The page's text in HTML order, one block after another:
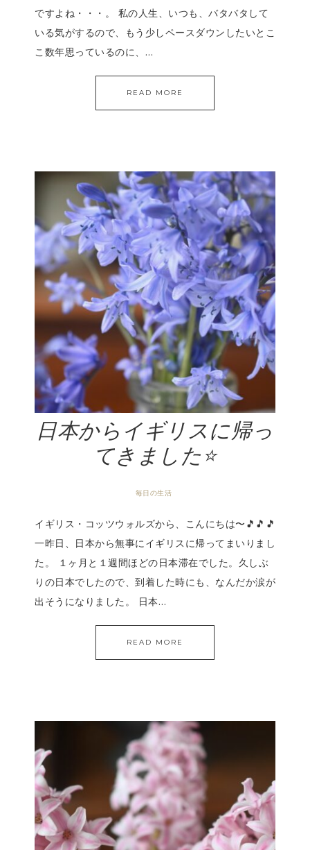
ですよね・・・。 私の人生、いつも、バタバタして
いる気がするので、もう少しペースダウンしたいとこ
こ数年思っているのに、…
READ MORE
日本からイギリスに帰っ
てきました⭐️
毎日の生活
イギリス・コッツウォルズから、こんにちは〜🎵🎵🎵
一昨日、日本から無事にイギリスに帰ってまいりまし
た。 １ヶ月と１週間ほどの日本滞在でした。久しぶ
りの日本でしたので、到着した時にも、なんだか涙が
出そうになりました。 日本…
READ MORE